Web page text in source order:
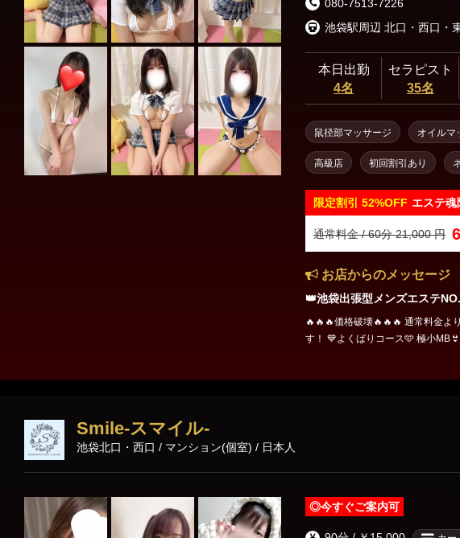
080-7513-7226
本日出勤
4名
セラピスト
35名
鼠径部マッサージ オイルマ
高級店 初回割引あり
限定割引 52%OFF エステ魂
通常料金 / 60分 21,000 円
お店からのメッセージ
👑池袋出張型メンズエステ
🔥🔥🔥価格破壊🔥🔥🔥 通常料金よ
す！ 💙よくばりコース🩵 極小MB👙＋無制限ディープリンパ集中❤️ ２
名すべてでご予約可能です。 ご
Smile-スマイル-
池袋北口・西口 / マンション(個室) / 日本人
◎今すぐご案内可